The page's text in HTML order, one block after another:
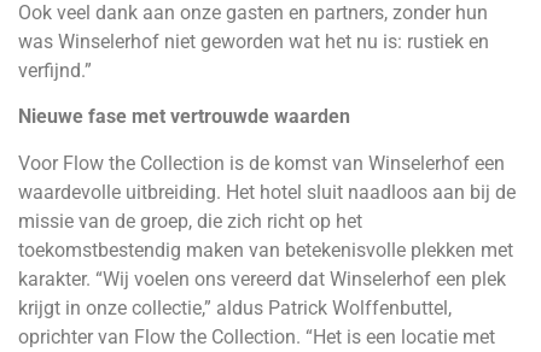
Ook veel dank aan onze gasten en partners, zonder hun
was Winselerhof niet geworden wat het nu is: rustiek en
verfijnd.”
Nieuwe fase met vertrouwde waarden
Voor Flow the Collection is de komst van Winselerhof een
waardevolle uitbreiding. Het hotel sluit naadloos aan bij de
missie van de groep, die zich richt op het
toekomstbestendig maken van betekenisvolle plekken met
karakter. “Wij voelen ons vereerd dat Winselerhof een plek
krijgt in onze collectie,” aldus Patrick Wolffenbuttel,
oprichter van Flow the Collection. “Het is een locatie met